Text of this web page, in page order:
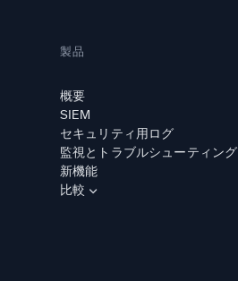
製品
概要
SIEM
セキュリティ用ログ
監視とトラブルシューティング
新機能
比較